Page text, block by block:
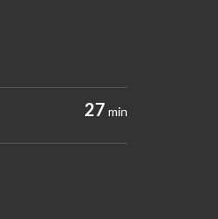
27 min